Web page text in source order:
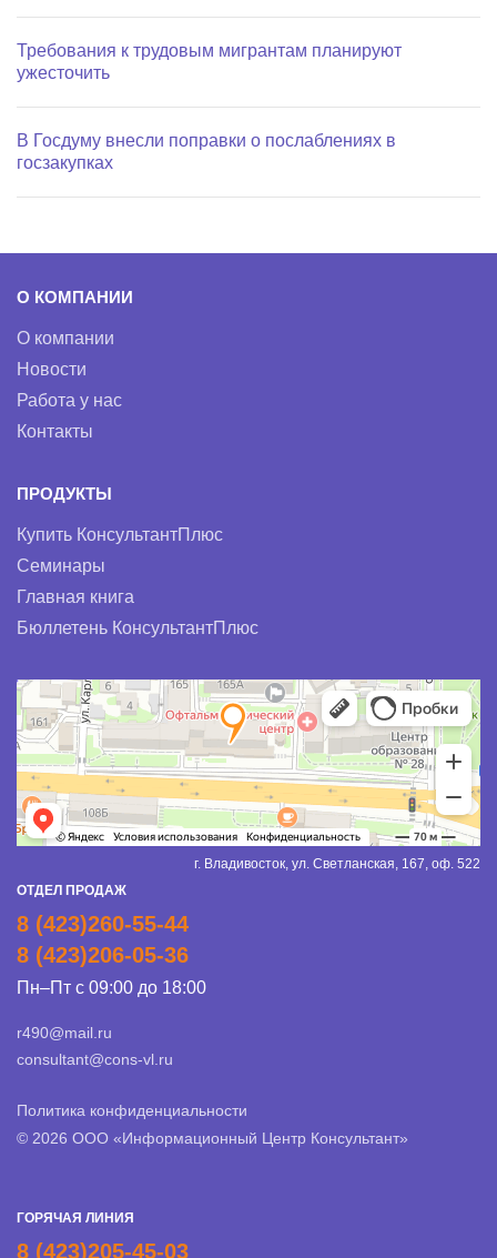
Требования к трудовым мигрантам планируют
ужесточить
В Госдуму внесли поправки о послаблениях в
госзакупках
О КОМПАНИИ
О компании
Новости
Работа у нас
Контакты
ПРОДУКТЫ
Купить КонсультантПлюс
Семинары
Главная книга
Бюллетень КонсультантПлюс
г. Владивосток, ул. Светланская, 167, оф. 522
ОТДЕЛ ПРОДАЖ
8 (423)260-55-44
8 (423)206-05-36
Пн–Пт с 09:00 до 18:00
r490@mail.ru
consultant@cons-vl.ru
Политика конфиденциальности
© 2026 ООО «Информационный Центр Консультант»
ГОРЯЧАЯ ЛИНИЯ
8 (423)205-45-03